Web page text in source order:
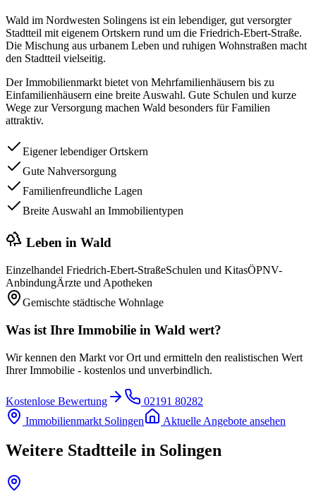
Wald im Nordwesten Solingens ist ein lebendiger, gut versorgter
Stadtteil mit eigenem Ortskern rund um die Friedrich-Ebert-Straße.
Die Mischung aus urbanem Leben und ruhigen Wohnstraßen macht
den Stadtteil vielseitig.
Der Immobilienmarkt bietet von Mehrfamilienhäusern bis zu
Einfamilienhäusern eine breite Auswahl. Gute Schulen und kurze
Wege zur Versorgung machen Wald besonders für Familien
attraktiv.
Eigener lebendiger Ortskern
Gute Nahversorgung
Familienfreundliche Lagen
Breite Auswahl an Immobilientypen
Leben in Wald
Einzelhandel Friedrich-Ebert-StraßeSchulen und KitasÖPNV-
AnbindungÄrzte und Apotheken
Gemischte städtische Wohnlage
Was ist Ihre Immobilie in Wald wert?
Wir kennen den Markt vor Ort und ermitteln den realistischen Wert
Ihrer Immobilie - kostenlos und unverbindlich.
Kostenlose Bewertung
02191 80282
Immobilienmarkt Solingen Aktuelle Angebote ansehen
Weitere Stadtteile in Solingen